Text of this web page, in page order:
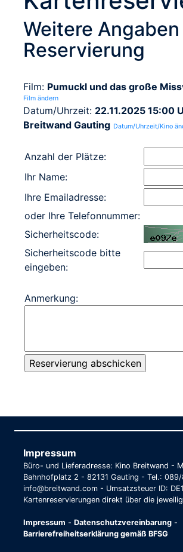
Weitere
Reservierung
Film: Pumuckl und das große
Film ändern
Datum/Uhrzeit: 22.11.2025 15:00
Breitwand Gauting Datum/Uhrzeit/Kino
Anzahl der Plätze:
Ihr Name:
Ihre Emailadresse:
oder Ihre Telefonnummer:
Sicherheitscode:
Sicherheitscode bitte
eingeben:
Anmerkung:
Impressum
Büro- und Lieferadresse: Kino Breitwand -
Bahnhofplatz 2 - 82131 Gauting - Tel.:
info@breitwand.com - Umsatzsteuer ID:
Kartenreservierungen direkt über die
Impressum - Datenschutzvereinbarung -
Barrierefreiheitserklärung gemäß BFSG